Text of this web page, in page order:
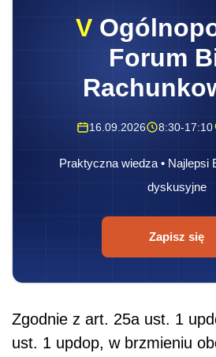
V
Forum
16.09.2026 8:30-17:10
Praktyczna wiedza • Najlepsi
dyskusyjne
Zapisz się
Zgodnie z art. 25a ust. 1
ust. 1 updop, w brzmieniu